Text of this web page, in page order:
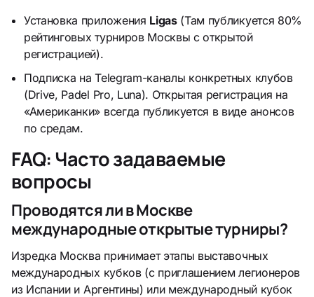
Установка приложения Ligas(Там публикуется 80%
рейтинговых турниров Москвы с открытой
регистрацией).
Подписка на Telegram-каналы конкретных клубов
(Drive, Padel Pro, Luna). Открытая регистрация на
«Американки» всегда публикуется в виде анонсов
по средам.
FAQ: Часто задаваемые
вопросы
Проводятся ли в Москве
международные открытые турниры?
Изредка Москва принимает этапы выставочных
международных кубков (с приглашением легионеров
из Испании и Аргентины) или международный кубок